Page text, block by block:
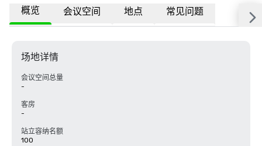
概览 会议空间 地点 常见问题
场地详情
会议空间总量
-
客房
-
站立容纳名额
100